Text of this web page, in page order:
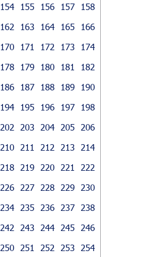
154 155 156 157
158
162 163 164 165
166
170 171 172 173
174
178 179 180 181
182
186 187 188 189
190
194 195 196 197
198
202 203 204 205
206
210 211 212 213
214
218 219 220 221
222
226 227 228 229
230
234 235 236 237
238
242 243 244 245
246
250 251 252 253
254